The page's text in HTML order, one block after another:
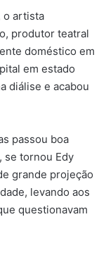
o artista
produtor teatral
doméstico em
em estado
diálise e acabou
passou boa
se tornou Edy
grande projeção
levando aos
questionavam